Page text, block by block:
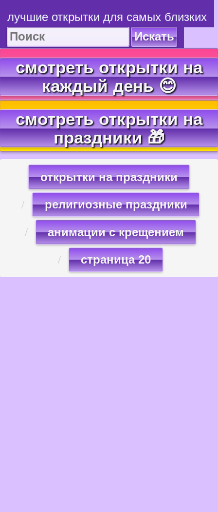
лучшие открытки для самых близких
Искать
смотреть открытки на
каждый день 😊
смотреть открытки на
праздники 🎁
открытки на праздники
религиозные праздники
анимации с крещением
страница 20